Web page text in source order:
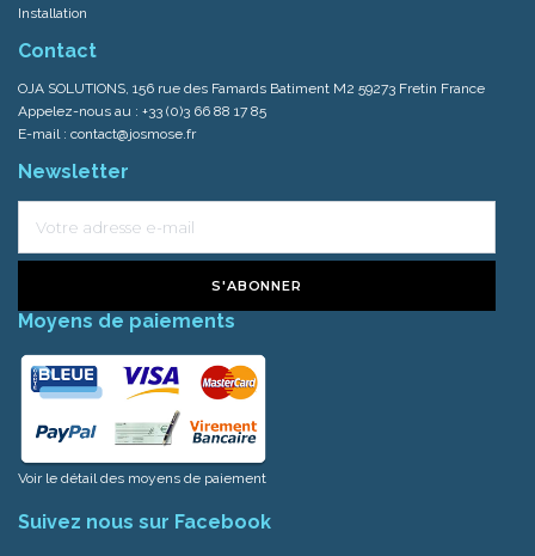
Installation
Contact
OJA SOLUTIONS, 156 rue des Famards Batiment M2 59273 Fretin France
Appelez-nous au : +33 (0)3 66 88 17 85
E-mail : contact@josmose.fr
Newsletter
S'ABONNER
Moyens de paiements
Voir le détail des moyens de paiement
Suivez nous sur Facebook